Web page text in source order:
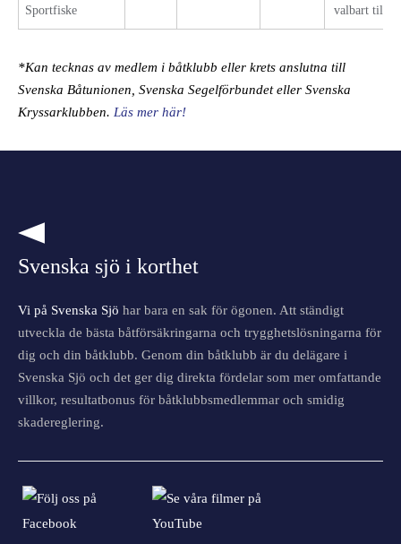
Sportfiske valbart
*Kan tecknas av medlem i båtklubb eller krets anslutna till
Svenska Båtunionen, Svenska Segelförbundet eller Svenska
Kryssarklubben. Läs mer här!
Svenska sjö i korthet
Vi på Svenska Sjö har bara en sak för ögonen. Att ständigt
utveckla de bästa båtförsäkringarna och trygghetslösningarna för
dig och din båtklubb. Genom din båtklubb är du delägare i
Svenska Sjö och det ger dig direkta fördelar som mer omfattande
villkor, resultatbonus för båtklubbsmedlemmar och smidig
skadereglering.